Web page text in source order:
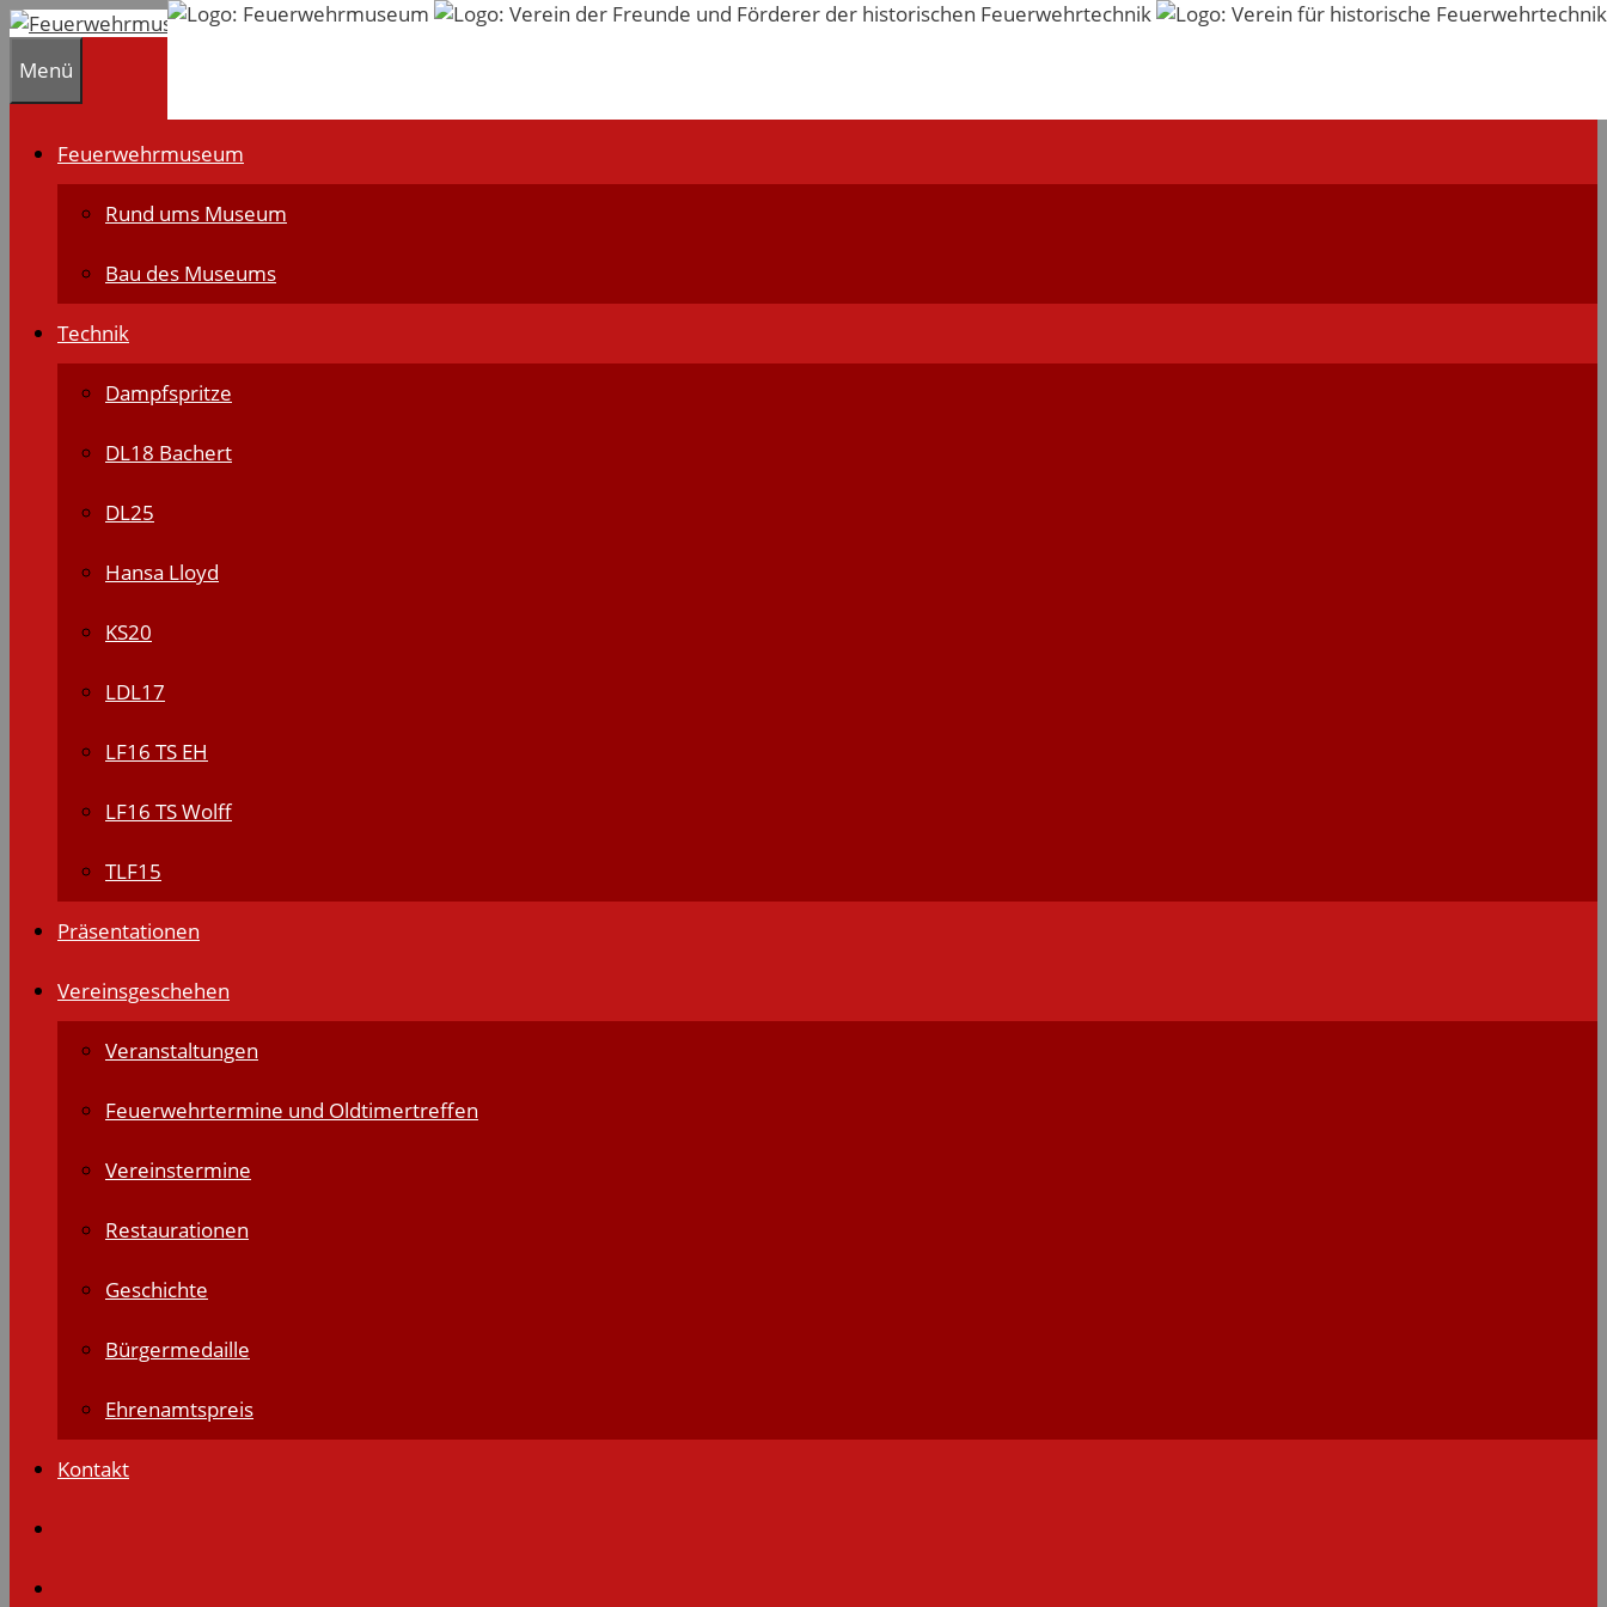
Zum
springen
Menü
Feuerwehrmuseum
Rund ums Museum
Bau des Museums
Technik
Dampfspritze
DL18 Bachert
DL25
Hansa Lloyd
KS20
LDL17
LF16 TS EH
LF16 TS Wolff
TLF15
Präsentationen
Vereinsgeschehen
Veranstaltungen
Feuerwehrtermine und Oldtimertreffen
Vereinstermine
Restaurationen
Geschichte
Bürgermedaille
Ehrenamtspreis
Kontakt